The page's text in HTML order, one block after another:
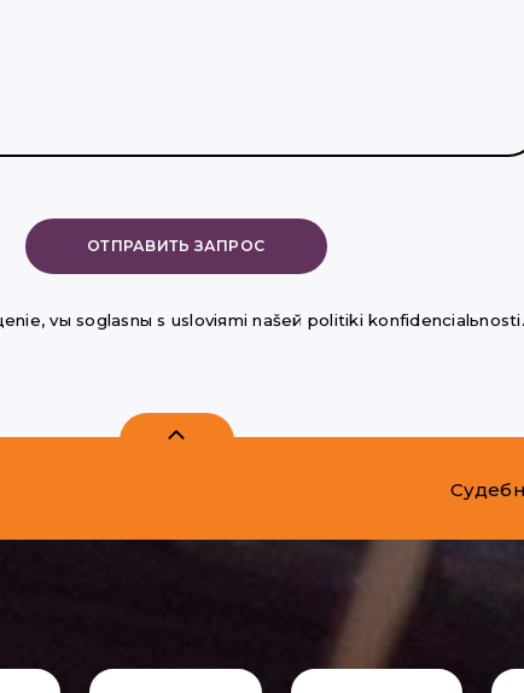
vы soglasnы s usloviяmi našeй politiki konfidencialьnosti.